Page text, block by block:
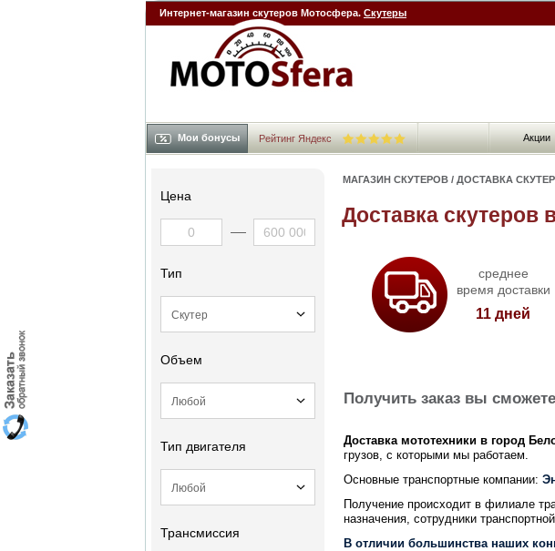
Интернет-магазин скутеров Мотосфера. Скутеры
Акции
Мои бонусы Рейтинг Яндекс
Цена
Тип
Объем
Тип двигателя
Трансмиссия
МАГАЗИН СКУТЕРОВ / ДОСТАВКА
Доставка скутеров
среднее
время доставки
11 дней
Получить заказ вы
Доставка мототехники в город
грузов, с которыми мы работаем.
Основные транспортные компании:
Получение происходит в филиале
назначения, сотрудники
В отличии большинства наших